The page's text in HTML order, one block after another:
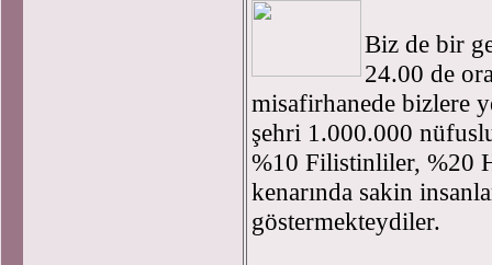
Biz de bir
24.00 de
misafirhanede bizlere
şehri 1.000.000
%10 Filistinliler, %20
kenarında sakin
göstermekteydiler.